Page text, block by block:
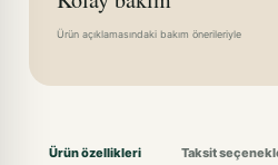
Ürün açıklamasındaki bakım önerileriyle
Ürün özellikleri Taksit